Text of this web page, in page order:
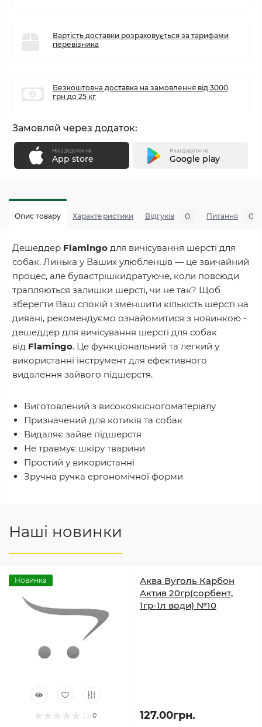
Вартість доставки розраховується за тарифами
перевізника
Безкоштовна доставка на замовлення від 3000
грн до 25 кг
Замовляй через додаток:
Наш додаток на
App store
Наш додаток на
Google play
Опис товару Характеристики Відгуків 0 Питання 0
Дешеддер Flamingo для вичісування шерсті для
собак. Линька у Ваших улюбленців — це звичайний
процес, але буваєтрішкидратуюче, коли повсюди
трапляються залишки шерсті, чи не так? Щоб
зберегти Ваш спокій і зменшити кількість шерсті на
дивані, рекомендуємо ознайомитися з новинкою -
дешеддер для вичісування шерсті для собак
від Flamingo. Це функціональний та легкий у
використанні інструмент для ефективного
видалення зайвого підшерстя.
Виготовлений з високоякісногоматеріалу
Призначений для котиків та собак
Видаляє зайве підшерстя
Не травмує шкіру тварини
Простий у використанні
Зручна ручка ергономічної форми
Наші новинки
Новинка
0
Аква Вуголь Карбон
Актив 20гр(сорбент,
1гр-1л води) №10
127.00грн.